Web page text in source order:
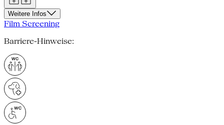
Weitere Infos
Film Screening
Barriere-Hinweise: